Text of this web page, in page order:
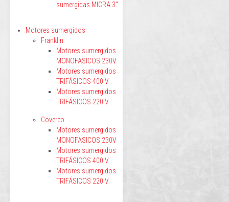
sumergidas MICRA 3"
Motores sumergidos
Franklin
Motores sumergidos
MONOFASICOS 230V
Motores sumergidos
TRIFÁSICOS 400 V
Motores sumergidos
TRIFÁSICOS 220 V
Coverco
Motores sumergidos
MONOFASICOS 230V
Motores sumergidos
TRIFÁSICOS 400 V
Motores sumergidos
TRIFÁSICOS 220 V